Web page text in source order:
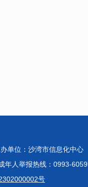
单位：沙湾市信息化中心
年人举报热线：0993-
号